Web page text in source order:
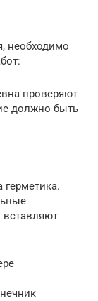
необходимо
проверяют
должно быть
вставляют